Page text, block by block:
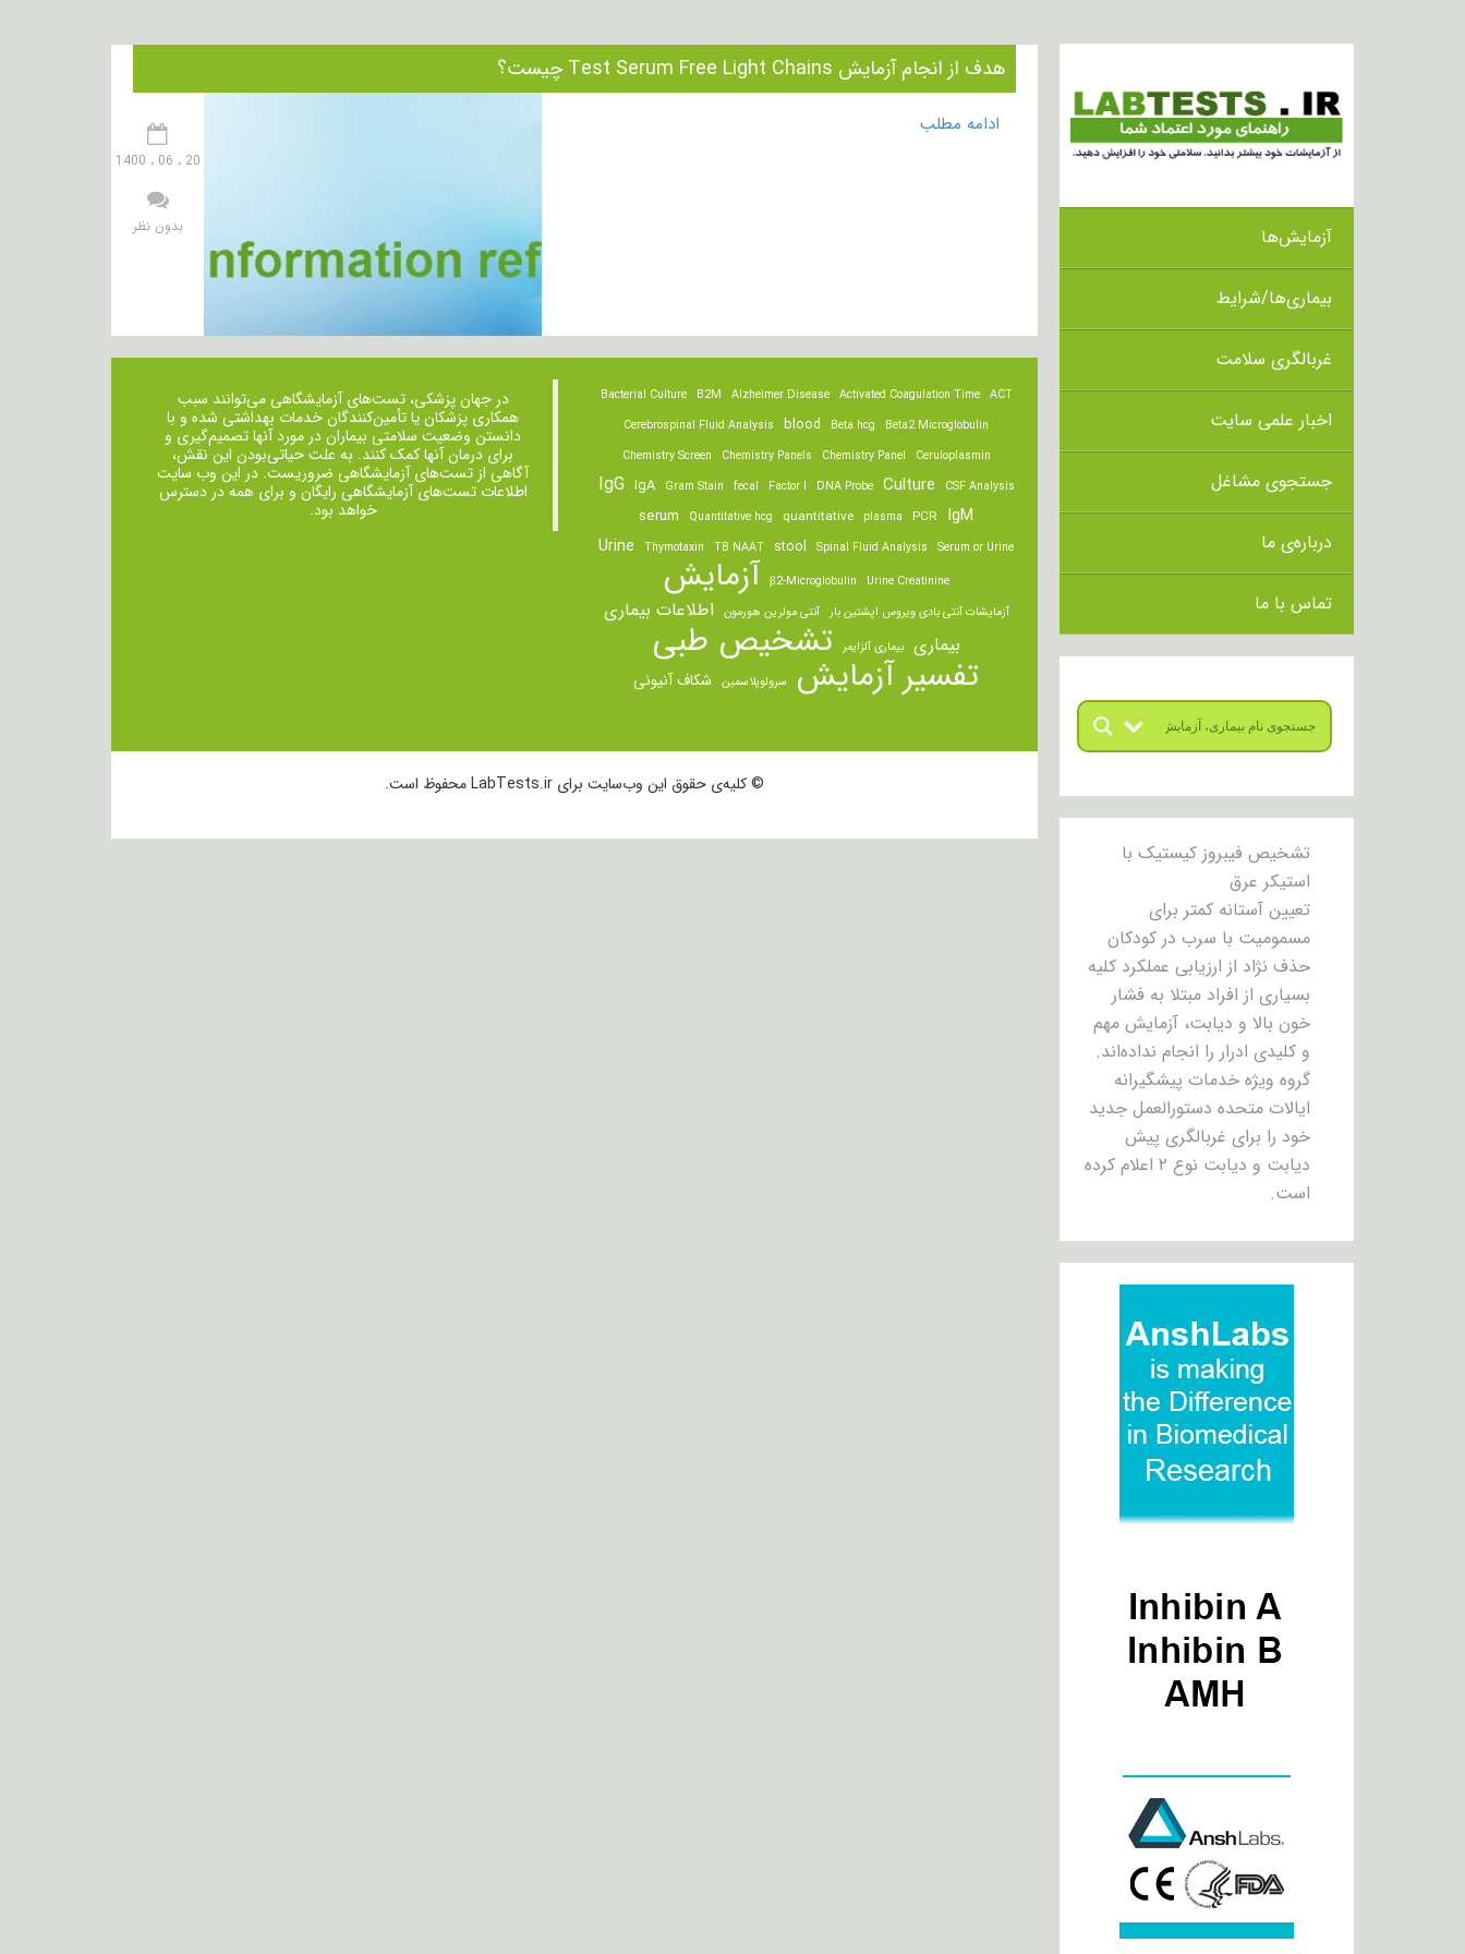
آزمایش‌ها
بیماری‌ها/شرایط
غربالگری سلامت
اخبار علمی سایت
جستجوی مشاغل
درباره‌ی ما
تماس با ما
تشخیص فیبروز کیستیک با
استیکر عرق
تعیین آستانه کمتر برای
مسمومیت با سرب در کودکان
حذف نژاد از ارزیابی عملکرد کلیه
بسیاری از افراد مبتلا به فشار
خون بالا و دیابت، آزمایش مهم
و کلیدی ادرار را انجام نداده‌اند.
گروه ویژه خدمات پیشگیرانه
ایالات متحده دستورالعمل جدید
خود را برای غربالگری پیش
دیابت و دیابت نوع ۲ اعلام کرده
است.
هدف از انجام آزمایش Test Serum Free Light Chains چیست؟
20 ، 06 ، 1400
بدون نظر
ادامه مطلب
ACT
Activated Coagulation Time
Alzheimer Disease
B2M
Bacterial Culture
Beta2 Microglobulin
Beta hcg
blood
Cerebrospinal Fluid Analysis
Ceruloplasmin
Chemistry Panel
Chemistry Panels
Chemistry Screen
CSF Analysis
Culture
DNA Probe
Factor I
fecal
Gram Stain
IgA
IgG
IgM
PCR
plasma
quantitative
Quantitative hcg
serum
Serum or Urine
Spinal Fluid Analysis
stool
TB NAAT
Thymotaxin
Urine
Urine Creatinine
β2-Microglobulin آزمایش
آزمایشات آنتی بادی ویروس اپشتین بار آنتی مولرین هورمون اطلاعات بیماری
بیماری بیماری آلزایمر تشخیص طبی
تفسیر آزمایش سرولوپلاسمین شکاف آنیونی
در جهان پزشکی، تست‌های آزمایشگاهی می‌توانند سبب
همکاری پزشکان یا تأمین‌کنندگان خدمات بهداشتی شده و با
دانستن وضعیت سلامتی بیماران در مورد آنها تصمیم‌گیری و
برای درمان ‌آنها کمک کنند. به علت حیاتی‌بودن این نقش،
آگاهی از تست‌های آزمایشگاهی ضروریست. در این وب سایت
اطلاعات تست‌های آزمایشگاهی رایگان و برای همه در دسترس
خواهد بود.
© کلیه‌ی حقوق این وب‌سایت برای LabTests.ir محفوظ است.